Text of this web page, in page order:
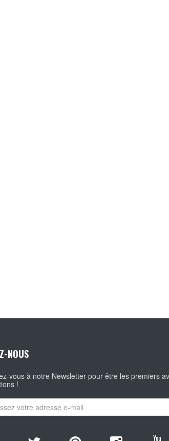
NOUS
vous à notre Newsletter pour être les premiers
!